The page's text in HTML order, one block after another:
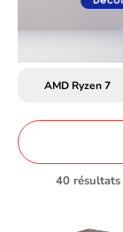
AMD Ryzen 7
40 résultats